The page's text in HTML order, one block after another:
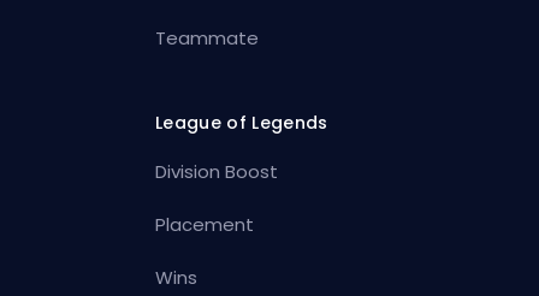
Teammate
League of Legends
Division Boost
Placement
Wins